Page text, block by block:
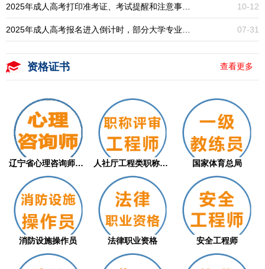
10-12
07-31
资格证书 查看更多
辽宁省心理咨询师职业技能等级评价证书（从... 人社厅工程类职称评审 国家体育总局
消防设施操作员 法律职业资格 安全工程师